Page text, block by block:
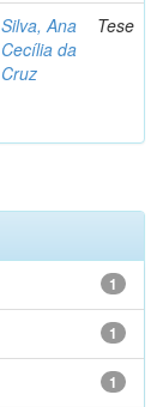
Silva, Ana
Cecília da
Cruz
Tese
1
1
1